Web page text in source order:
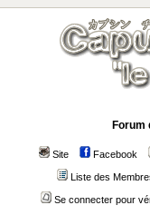
Forum
Site Facebook
Liste des
Se connecter pour